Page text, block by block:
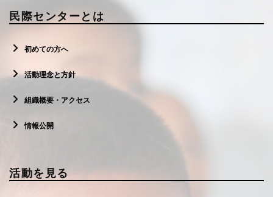
民際センターとは
初めての方へ
活動理念と方針
組織概要・アクセス
情報公開
活動を見る